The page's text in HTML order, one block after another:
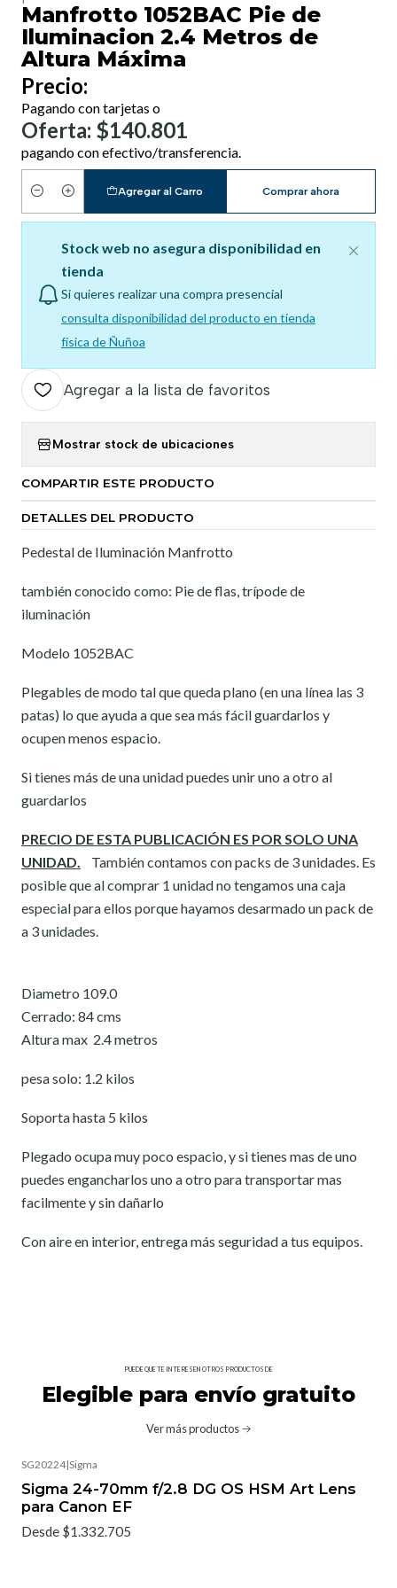
Manfrotto 1052BAC Pie de
Iluminacion 2.4 Metros de
Altura Máxima
Precio:
Pagando con tarjetas o
Oferta: $140.801
pagando con efectivo/transferencia.
Cantidad
Agregar al Carro Comprar ahora
Stock web no asegura disponibilidad en
tienda
Si quieres realizar una compra presencial
consulta disponibilidad del producto en tienda
física de Ñuñoa
Agregar a la lista de favoritos
Mostrar stock de ubicaciones
COMPARTIR ESTE PRODUCTO
DETALLES DEL PRODUCTO
Pedestal de Iluminación Manfrotto
también conocido como: Pie de flas, trípode de
iluminación
Modelo 1052BAC
Plegables de modo tal que queda plano (en una línea las 3
patas) lo que ayuda a que sea más fácil guardarlos y
ocupen menos espacio.
Si tienes más de una unidad puedes unir uno a otro al
guardarlos
PRECIO DE ESTA PUBLICACIÓN ES POR SOLO UNA
UNIDAD. También contamos con packs de 3 unidades. Es
posible que al comprar 1 unidad no tengamos una caja
especial para ellos porque hayamos desarmado un pack de
a 3 unidades.
Diametro 109.0
Cerrado: 84 cms
Altura max 2.4 metros
pesa solo: 1.2 kilos
Soporta hasta 5 kilos
Plegado ocupa muy poco espacio, y si tienes mas de uno
puedes engancharlos uno a otro para transportar mas
facilmente y sin dañarlo
Con aire en interior, entrega más seguridad a tus equipos.
PUEDE QUE TE INTERESEN OTROS PRODUCTOS DE
Elegible para envío gratuito
Ver más productos
SG20224|Sigma
Sigma 24-70mm f/2.8 DG OS HSM Art Lens
para Canon EF
Desde $1.332.705